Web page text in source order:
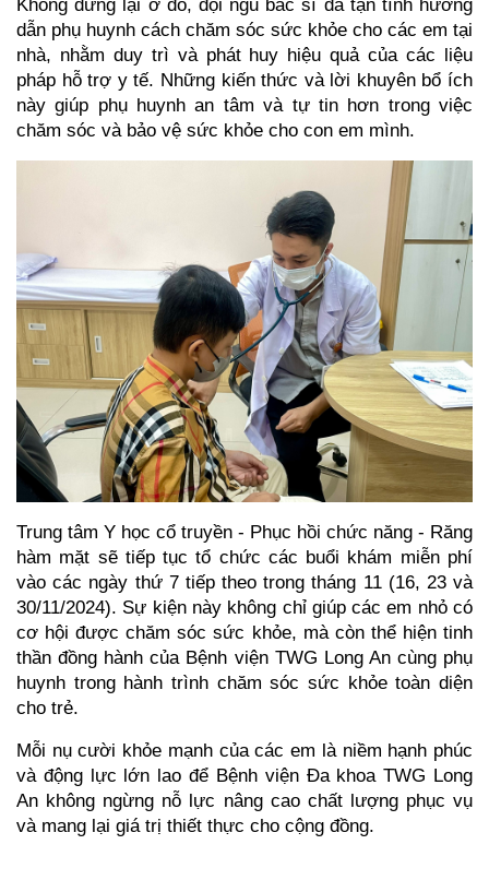
dẫn phụ huynh cách chăm sóc sức khỏe cho các em tại
nhà, nhằm duy trì và phát huy hiệu quả của các liệu
pháp hỗ trợ y tế. Những kiến thức và lời khuyên bổ ích
này giúp phụ huynh an tâm và tự tin hơn trong việc
chăm sóc và bảo vệ sức khỏe cho con em mình.
Trung tâm Y học cổ truyền - Phục hồi chức năng - Răng
hàm mặt sẽ tiếp tục tổ chức các buổi khám miễn phí
vào các ngày thứ 7 tiếp theo trong tháng 11 (16, 23 và
30/11/2024). Sự kiện này không chỉ giúp các em nhỏ có
cơ hội được chăm sóc sức khỏe, mà còn thể hiện tinh
thần đồng hành của Bệnh viện TWG Long An cùng phụ
huynh trong hành trình chăm sóc sức khỏe toàn diện
cho trẻ.
Mỗi nụ cười khỏe mạnh của các em là niềm hạnh phúc
và động lực lớn lao để Bệnh viện Đa khoa TWG Long
An không ngừng nỗ lực nâng cao chất lượng phục vụ
và mang lại giá trị thiết thực cho cộng đồng.